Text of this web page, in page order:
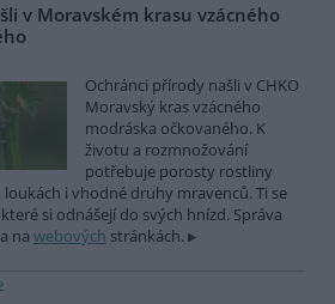
v Moravském krasu vzácného
Ochránci přírody našli v CHKO
Moravský kras vzácného
modráska očkovaného. K
životu a rozmnožování
potřebuje porosty rostliny
i vhodné druhy mravenců. Ti se
si odnášejí do svých hnízd. Správa
na webových stránkách.